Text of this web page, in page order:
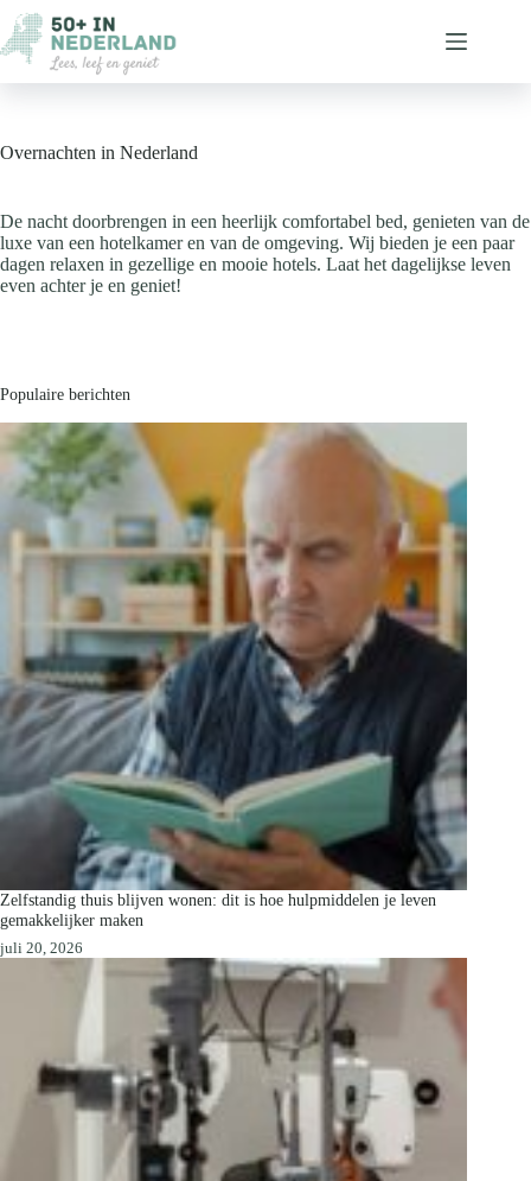
naar
de
inhoud
Overnachten in Nederland
De nacht doorbrengen in een heerlijk comfortabel bed, genieten van de
luxe van een hotelkamer en van de omgeving. Wij bieden je een paar
dagen relaxen in gezellige en mooie hotels. Laat het dagelijkse leven
even achter je en geniet!
Populaire berichten
Zelfstandig thuis blijven wonen: dit is hoe hulpmiddelen je leven
gemakkelijker maken
juli 20, 2026